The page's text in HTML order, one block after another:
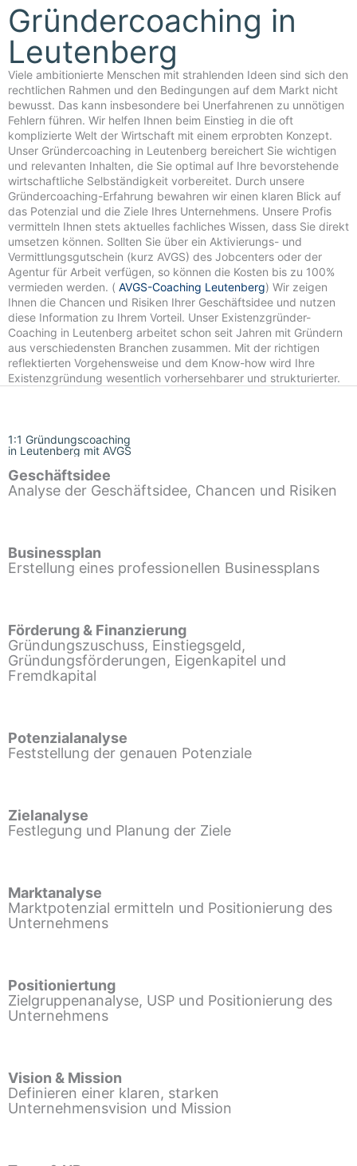
Gründercoaching in
Leutenberg
Viele ambitionierte Menschen mit strahlenden Ideen sind sich den
rechtlichen Rahmen und den Bedingungen auf dem Markt nicht
bewusst. Das kann insbesondere bei Unerfahrenen zu unnötigen
Fehlern führen. Wir helfen Ihnen beim Einstieg in die oft
komplizierte Welt der Wirtschaft mit einem erprobten Konzept.
Unser Gründercoaching in Leutenberg bereichert Sie wichtigen
und relevanten Inhalten, die Sie optimal auf Ihre bevorstehende
wirtschaftliche Selbständigkeit vorbereitet. Durch unsere
Gründercoaching-Erfahrung bewahren wir einen klaren Blick auf
das Potenzial und die Ziele Ihres Unternehmens. Unsere Profis
vermitteln Ihnen stets aktuelles fachliches Wissen, dass Sie direkt
umsetzen können. Sollten Sie über ein Aktivierungs- und
Vermittlungsgutschein (kurz AVGS) des Jobcenters oder der
Agentur für Arbeit verfügen, so können die Kosten bis zu 100%
vermieden werden. ( AVGS-Coaching Leutenberg) Wir zeigen
Ihnen die Chancen und Risiken Ihrer Geschäftsidee und nutzen
diese Information zu Ihrem Vorteil. Unser Existenzgründer-
Coaching in Leutenberg arbeitet schon seit Jahren mit Gründern
aus verschiedensten Branchen zusammen. Mit der richtigen
reflektierten Vorgehensweise und dem Know-how wird Ihre
Existenzgründung wesentlich vorhersehbarer und strukturierter.
1:1 Gründungscoaching
in Leutenberg mit AVGS
Geschäftsidee
Analyse der Geschäftsidee, Chancen und Risiken
Businessplan
Erstellung eines professionellen Businessplans
Förderung & Finanzierung
Gründungszuschuss, Einstiegsgeld,
Gründungsförderungen, Eigenkapitel und
Fremdkapital
Potenzialanalyse
Feststellung der genauen Potenziale
Zielanalyse
Festlegung und Planung der Ziele
Marktanalyse
Marktpotenzial ermitteln und Positionierung des
Unternehmens
Positioniertung
Zielgruppenanalyse, USP und Positionierung des
Unternehmens
Vision & Mission
Definieren einer klaren, starken
Unternehmensvision und Mission